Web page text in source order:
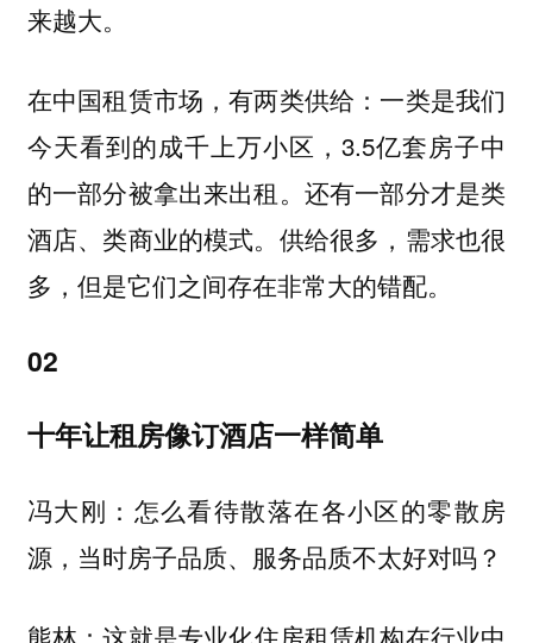
来越大。
在中国租赁市场，有两类供给：一类是我们
今天看到的成千上万小区，3.5亿套房子中
的一部分被拿出来出租。还有一部分才是类
酒店、类商业的模式。供给很多，需求也很
多，但是它们之间存在非常大的错配。
02
十年让租房像订酒店一样简单
冯大刚：怎么看待散落在各小区的零散房
源，当时房子品质、服务品质不太好对吗？
这就是专业化住房租赁机构在行业中